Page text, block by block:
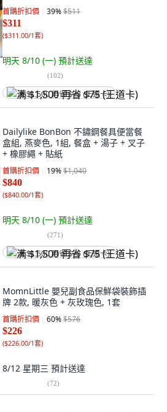
首購折扣價 39%$511
$311
($311.00/1套)
明天 8/10 (一) 預計送達
(102)
满 $1,500 再省 $75 (王道卡)
Dailylike BonBon 不鏽鋼餐具便當餐
盒組, 燕麥色, 1組, 餐盒 + 湯子 + 叉子
+ 橡膠繩 + 貼紙
首購折扣價 19%$1,040
$840
($840.00/1套)
明天 8/10 (一) 預計送達
(271)
满 $1,500 再省 $75 (王道卡)
MomnLittle 嬰兒副食品保鮮袋裝飾插
牌 2款, 暖灰色 + 灰玫瑰色, 1套
首購折扣價 60%$576
$226
($226.00/1套)
8/12 星期三 預計送達
(72)